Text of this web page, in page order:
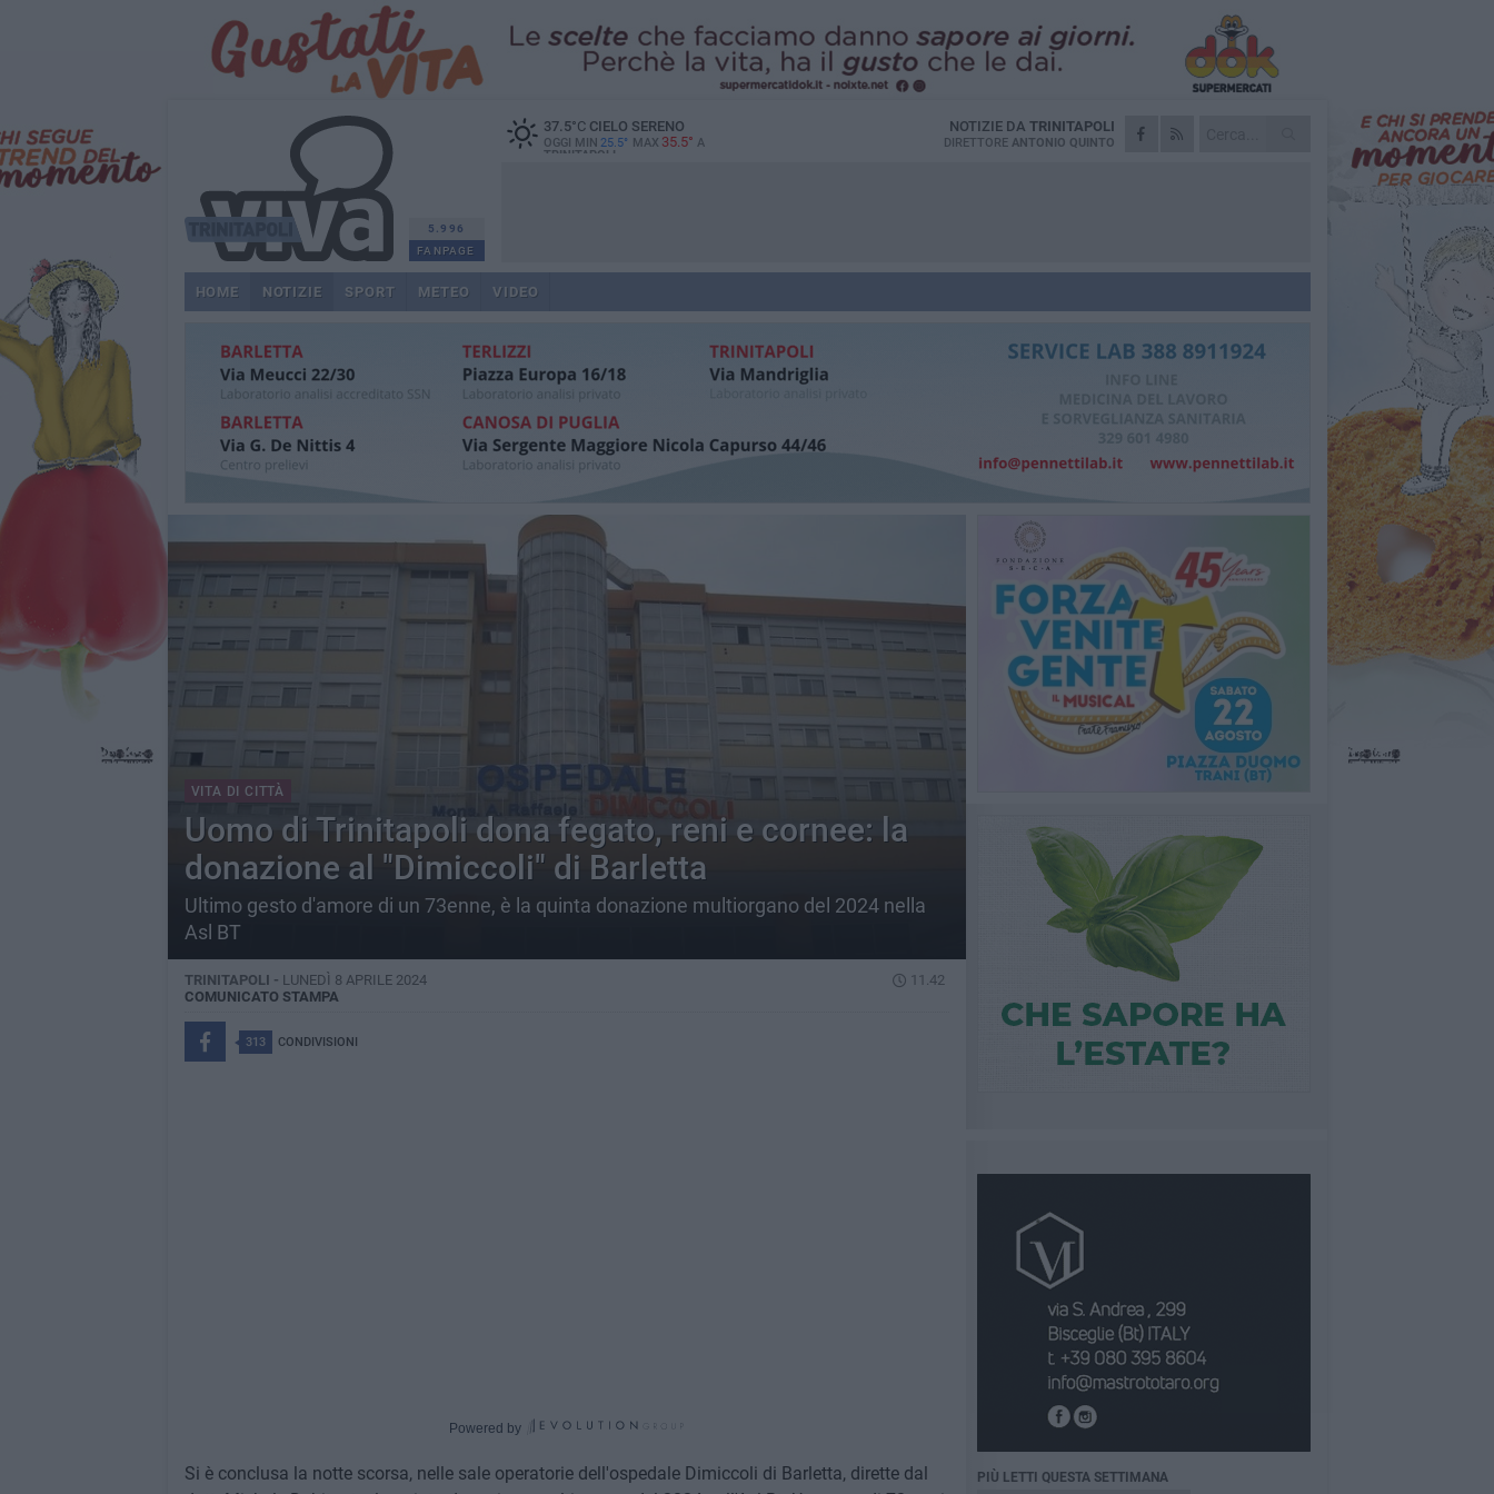
5.996
FANPAGE
37.5°CCIELO SERENO
OGGI MIN 25.5° MAX 35.5° A
TRINITAPOLI
NOTIZIE DA TRINITAPOLI
DIRETTORE ANTONIO QUINTO
HOME NOTIZIE SPORT METEO VIDEO
VITA DI CITTÀ
Uomo di Trinitapoli dona fegato, reni e cornee: la
donazione al "Dimiccoli" di Barletta
Ultimo gesto d'amore di un 73enne, è la quinta donazione multiorgano del 2024 nella
Asl BT
TRINITAPOLI - LUNEDÌ 8 APRILE 2024
11.42
COMUNICATO STAMPA
313 CONDIVISIONI
Powered by
Si è conclusa la notte scorsa, nelle sale operatorie dell'ospedale Dimiccoli di Barletta, dirette dal
PIÙ LETTI QUESTA SETTIMANA